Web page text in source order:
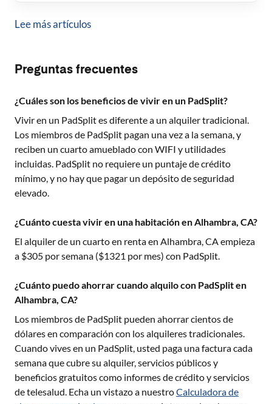
Lee más artículos
Preguntas frecuentes
¿Cuáles son los beneficios de vivir en un PadSplit?
Vivir en un PadSplit es diferente a un alquiler tradicional.
Los miembros de PadSplit pagan una vez a la semana, y
reciben un cuarto amueblado con WIFI y utilidades
incluidas. PadSplit no requiere un puntaje de crédito
mínimo, y no hay que pagar un depósito de seguridad
elevado.
¿Cuánto cuesta vivir en una habitación en Alhambra, CA?
El alquiler de un cuarto en renta en Alhambra, CAempieza
a $305 por semana ($1321 por mes) con PadSplit.
¿Cuánto puedo ahorrar cuando alquilo con PadSplit en
Alhambra, CA?
Los miembros de PadSplit pueden ahorrar cientos de
dólares en comparación con los alquileres tradicionales.
Cuando vives en un PadSplit, usted paga una factura cada
semana que cubre su alquiler, servicios públicos y
beneficios gratuitos como informes de crédito y servicios
de telesalud. Echa un vistazo a nuestroCalculadora de